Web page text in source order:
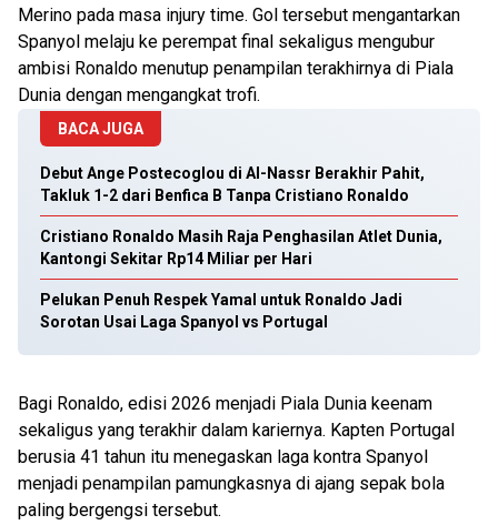
Merino pada masa injury time. Gol tersebut mengantarkan
Spanyol melaju ke perempat final sekaligus mengubur
ambisi Ronaldo menutup penampilan terakhirnya di Piala
Dunia dengan mengangkat trofi.
BACA JUGA
Debut Ange Postecoglou di Al-Nassr Berakhir Pahit,
Takluk 1-2 dari Benfica B Tanpa Cristiano Ronaldo
Cristiano Ronaldo Masih Raja Penghasilan Atlet Dunia,
Kantongi Sekitar Rp14 Miliar per Hari
Pelukan Penuh Respek Yamal untuk Ronaldo Jadi
Sorotan Usai Laga Spanyol vs Portugal
Bagi Ronaldo, edisi 2026 menjadi Piala Dunia keenam
sekaligus yang terakhir dalam kariernya. Kapten Portugal
berusia 41 tahun itu menegaskan laga kontra Spanyol
menjadi penampilan pamungkasnya di ajang sepak bola
paling bergengsi tersebut.